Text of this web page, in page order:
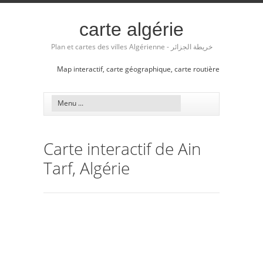
carte algérie
Plan et cartes des villes Algérienne - خريطة الجزائر
Map interactif, carte géographique, carte routière
Carte interactif de Ain
Tarf, Algérie